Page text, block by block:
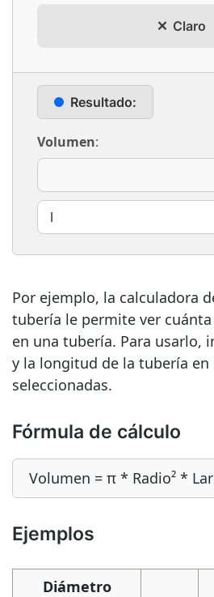
Claro
Resultado:
Volumen:
Por ejemplo, la calculadora
tubería le permite ver
en una tubería. Para usarlo,
y la longitud de la tubería en
seleccionadas.
Fórmula de cálculo
Volumen = π * Radio² *
Ejemplos
Diámetro